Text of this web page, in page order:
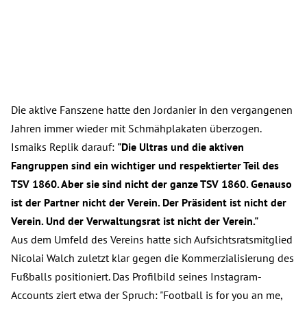
Die aktive Fanszene hatte den Jordanier in den vergangenen
Jahren immer wieder mit Schmähplakaten überzogen.
Ismaiks Replik darauf: "Die Ultras und die aktiven
Fangruppen sind ein wichtiger und respektierter Teil des
TSV 1860. Aber sie sind nicht der ganze TSV 1860. Genauso
ist der Partner nicht der Verein. Der Präsident ist nicht der
Verein. Und der Verwaltungsrat ist nicht der Verein."
Aus dem Umfeld des Vereins hatte sich Aufsichtsratsmitglied
Nicolai Walch zuletzt klar gegen die Kommerzialisierung des
Fußballs positioniert. Das Profilbild seines Instagram-
Accounts ziert etwa der Spruch: "Football is for you an me,